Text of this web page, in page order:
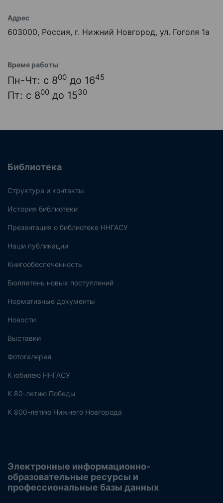
Адрес
603000, Россия, г. Нижний Новгород, ул. Гоголя 1а
Время работы
Пн-Чт: с 800 до 1645
Пт: с 800 до 1530
Библиотека
Структура и контакты
История библиотеки
Презентация о библиотеке ННГАСУ
Наши публикации
Книгообеспеченность
Бюллетень новых поступлений
Нормативные документы
Новости
Выставки
Фотогалерея
К юбилею ННГАСУ
К 80-летию Победы
К 800-летию Нижнего Новгорода
Электронные информационно-
образовательные ресурсы и
профессиональные базы данных